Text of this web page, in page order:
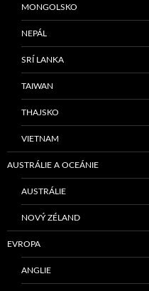
MONGOLSKO
NEPÁL
SRÍ LANKA
TAIWAN
THAJSKO
VIETNAM
AUSTRÁLIE A OCEÁNIE
AUSTRÁLIE
NOVÝ ZÉLAND
EVROPA
ANGLIE